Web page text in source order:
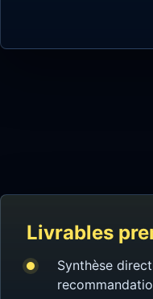
Livrables
Synthèse